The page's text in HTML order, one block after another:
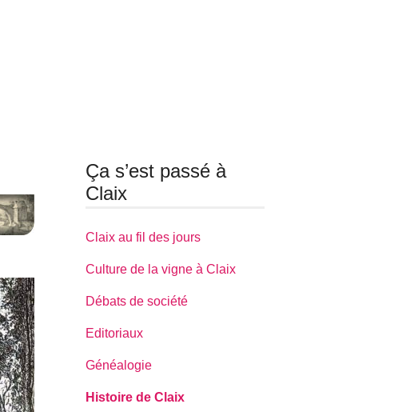
Ça s’est passé à
Claix
Claix au fil des jours
Culture de la vigne à Claix
Débats de société
Editoriaux
Généalogie
Histoire de Claix